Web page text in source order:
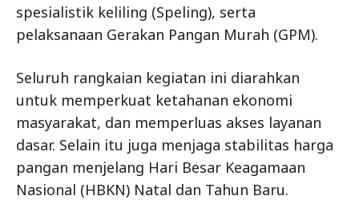
spesialistik keliling (Speling), serta
pelaksanaan Gerakan Pangan Murah (GPM).
Seluruh rangkaian kegiatan ini diarahkan
untuk memperkuat ketahanan ekonomi
masyarakat, dan memperluas akses layanan
dasar. Selain itu juga menjaga stabilitas harga
pangan menjelang Hari Besar Keagamaan
Nasional (HBKN) Natal dan Tahun Baru.